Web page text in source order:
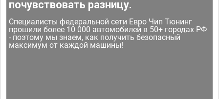
почувствовать разницу.
Специалисты федеральной сети Евро Чип Тюнинг
прошили более 10 000 автомобилей в 50+ городах РФ
- поэтому мы знаем, как получить безопасный
максимум от каждой машины!